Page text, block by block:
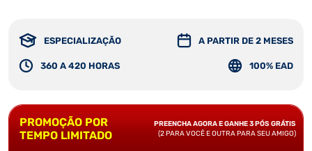
ESPECIALIZAÇÃO A PARTIR DE 2 MESES
360 A 420 HORAS 100% EAD
PROMOÇÃO POR
TEMPO LIMITADO
PREENCHA AGORA E GANHE 3 PÓS GRÁTIS
(2 PARA VOCÊ E OUTRA PARA SEU AMIGO)